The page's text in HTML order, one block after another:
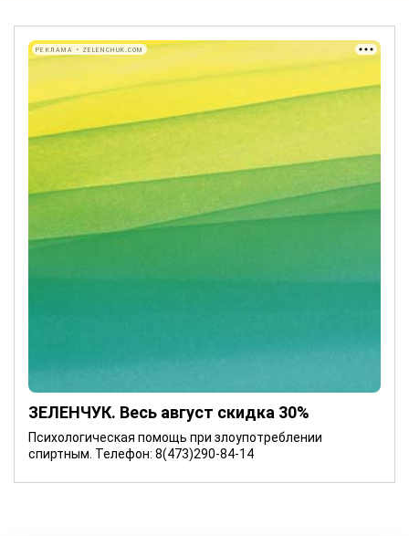
ЗЕЛЕНЧУК. Весь август скидка 30%
Психологическая помощь при злоупотреблении
спиртным. Телефон: 8(473)290-84-14
РЕКЛАМА • ZELENCHUK.COM